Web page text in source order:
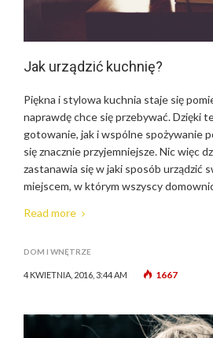
Jak urządzić kuchnię?
Piękna i stylowa kuchnia staje się
naprawdę chce się przebywać. Dzięki
gotowanie, jak i wspólne spożywanie
się znacznie przyjemniejsze. Nic więc
zastanawia się w jaki sposób urządzić
miejscem, w którym wszyscy
Read more
DOM I WNĘTRZE
4 KWIETNIA, 2016, 3:44 AM 1667